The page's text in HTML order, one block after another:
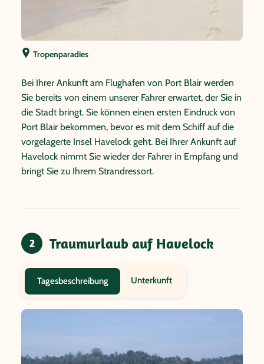
Tropenparadies
Bei Ihrer Ankunft am Flughafen von Port Blair werden
Sie bereits von einem unserer Fahrer erwartet, der Sie in
die Stadt bringt. Sie können einen ersten Eindruck von
Port Blair bekommen, bevor es mit dem Schiff auf die
vorgelagerte Insel Havelock geht. Bei Ihrer Ankunft auf
Havelock nimmt Sie wieder der Fahrer in Empfang und
bringt Sie zu Ihrem Strandressort.
2 Traumurlaub auf Havelock
Tagesbeschreibung Unterkunft